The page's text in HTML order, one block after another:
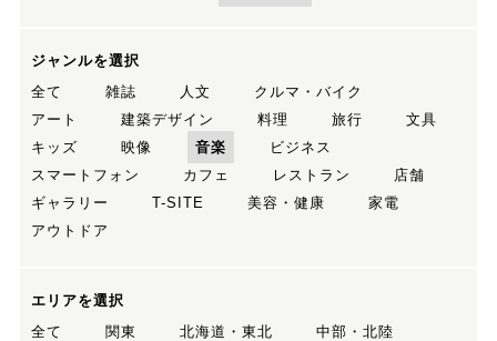
ジャンルを選択
全て
雑誌 人文
クルマ・バイク
アート
建築デザイン 料理 旅行
文具
キッズ
映像 音楽
ビジネス
スマートフォン
カフェ レストラン
店舗
ギャラリー
T-SITE 美容・健康
家電
アウトドア
エリアを選択
全て
関東 北海道・東北
中部・北陸